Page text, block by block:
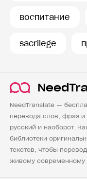
воспитание
sacrilege
NeedTranslate —
перевода слов, фраз и
русский и наоборот.
библиотеки
текстов, чтобы
живому современному